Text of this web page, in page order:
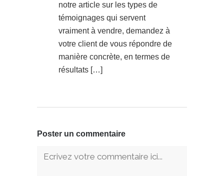
notre article sur les types de
témoignages qui servent
vraiment à vendre, demandez à
votre client de vous répondre de
manière concrète, en termes de
résultats […]
Poster un commentaire